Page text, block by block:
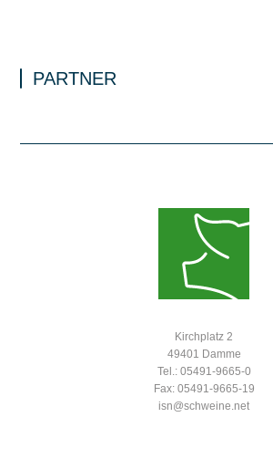
PARTNER
Kirchplatz 2
49401 Damme
Tel.: 05491-9665-0
Fax: 05491-9665-19
isn@schweine.net